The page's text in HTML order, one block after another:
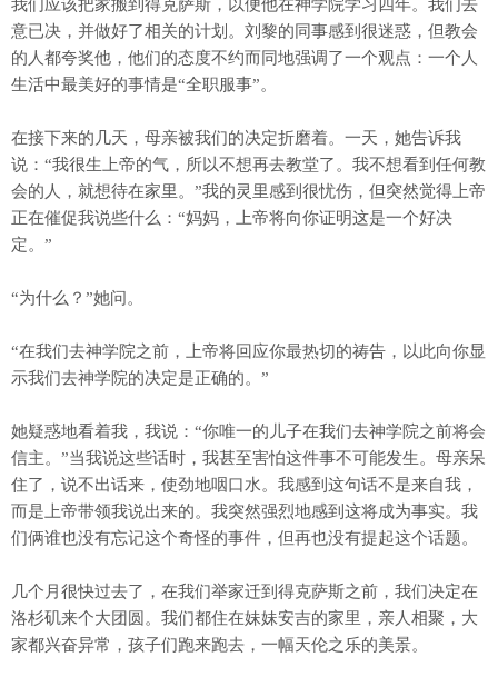
我们应该把家搬到得克萨斯，以便他在神学院学习四年。我们去
意已决，并做好了相关的计划。刘黎的同事感到很迷惑，但教会
的人都夸奖他，他们的态度不约而同地强调了一个观点：一个人
生活中最美好的事情是“全职服事”。
在接下来的几天，母亲被我们的决定折磨着。一天，她告诉我
说：“我很生上帝的气，所以不想再去教堂了。我不想看到任何教
会的人，就想待在家里。”我的灵里感到很忧伤，但突然觉得上帝
正在催促我说些什么：“妈妈，上帝将向你证明这是一个好决
定。”
“为什么？”她问。
“在我们去神学院之前，上帝将回应你最热切的祷告，以此向你显
示我们去神学院的决定是正确的。”
她疑惑地看着我，我说：“你唯一的儿子在我们去神学院之前将会
信主。”当我说这些话时，我甚至害怕这件事不可能发生。母亲呆
住了，说不出话来，使劲地咽口水。我感到这句话不是来自我，
而是上帝带领我说出来的。我突然强烈地感到这将成为事实。我
们俩谁也没有忘记这个奇怪的事件，但再也没有提起这个话题。
几个月很快过去了，在我们举家迁到得克萨斯之前，我们决定在
洛杉矶来个大团圆。我们都住在妹妹安吉的家里，亲人相聚，大
家都兴奋异常，孩子们跑来跑去，一幅天伦之乐的美景。